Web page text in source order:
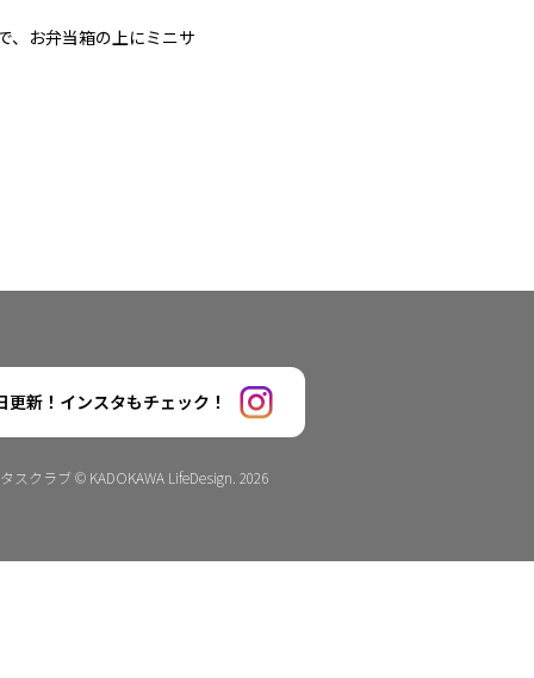
、お弁当箱の上にミニサ
更新！インスタもチェック！
スクラブ © KADOKAWA LifeDesign. 2026